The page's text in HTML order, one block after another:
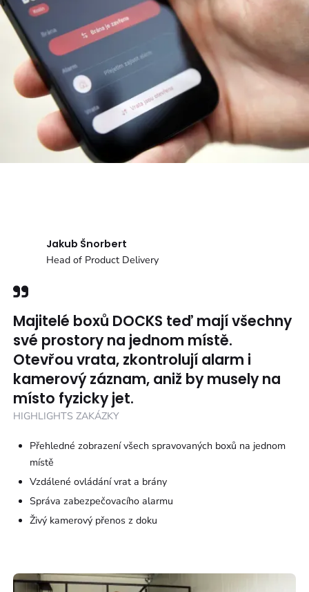
Jakub Šnorbert
Head of Product Delivery
Majitelé boxů DOCKS teď mají všechny
své prostory na jednom místě.
Otevřou vrata, zkontrolují alarm i
kamerový záznam, aniž by musely na
místo fyzicky jet.
HIGHLIGHTS ZAKÁZKY
Přehledné zobrazení všech spravovaných boxů na jednom
místě‍
Vzdálené ovládání vrat a brány
Správa zabezpečovacího alarmu
Živý kamerový přenos z doku